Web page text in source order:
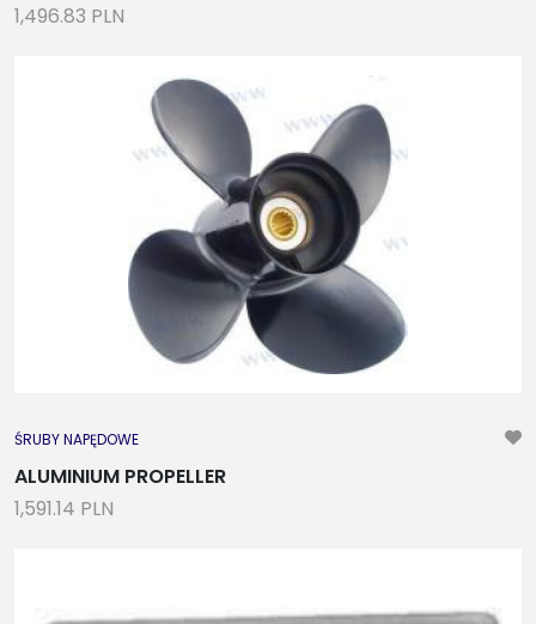
1,496.83 PLN
ŚRUBY NAPĘDOWE
ALUMINIUM PROPELLER
1,591.14 PLN